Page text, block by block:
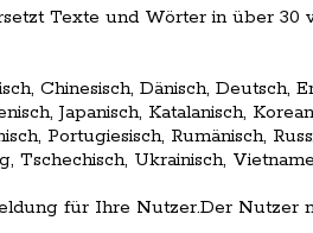
Texte und Wörter in über 30
Chinesisch, Dänisch, Deutsch,
Japanisch, Katalanisch,
Portugiesisch, Rumänisch,
Tschechisch, Ukrainisch,
für Ihre Nutzer.Der Nutzer